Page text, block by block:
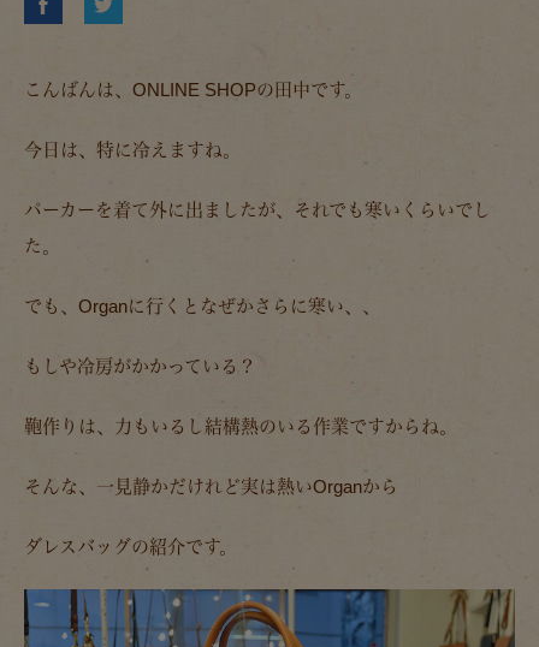
こんばんは、ONLINE SHOPの田中です。
今日は、特に冷えますね。
パーカーを着て外に出ましたが、それでも寒いくらいでし
た。
でも、Organに行くとなぜかさらに寒い、、
もしや冷房がかかっている？
鞄作りは、力もいるし結構熱のいる作業ですからね。
そんな、一見静かだけれど実は熱いOrganから
ダレスバッグの紹介です。